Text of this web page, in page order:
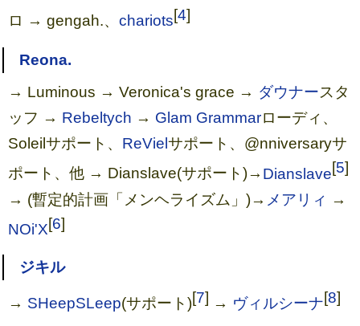
ロ → gengah.、chariots[4]
Reona.
→ Luminous → Veronica's grace → ダウナースタ
ッフ → Rebeltych → Glam Grammarローディ、
Soleilサポート、 ReVielサポート、@nniversaryサ
ポート、他 → Dianslave(サポート)→ Dianslave[5]
→ (暫定的計画「メンヘライズム」)→ メアリィ →
NOi'X[6]
ジキル
→ SHeepSLeep(サポート)[7] → ヴィルシーナ[8]